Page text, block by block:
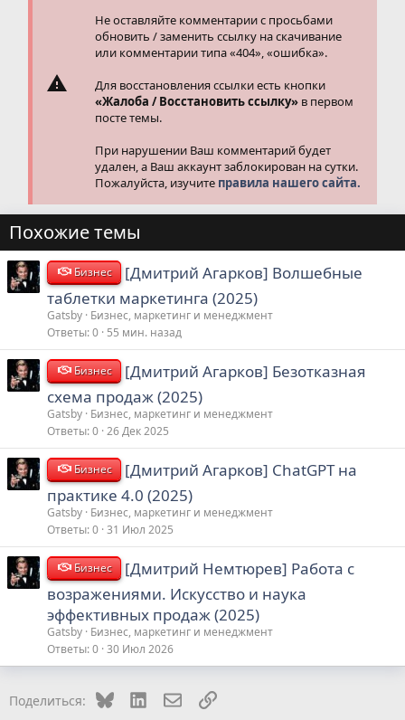
Не оставляйте комментарии с просьбами
обновить / заменить ссылку на скачивание
или комментарии типа «404», «ошибка».
Для восстановления ссылки есть кнопки
«Жалоба / Восстановить ссылку» в первом
посте темы.
При нарушении Ваш комментарий будет
удален, а Ваш аккаунт заблокирован на сутки.
Пожалуйста, изучите правила нашего сайта.
Похожие темы
Бизнес
[Дмитрий Агарков] Волшебные
таблетки маркетинга (2025)
Gatsby Бизнес, маркетинг и менеджмент
Ответы 0 55 мин. назад
Бизнес
[Дмитрий Агарков] Безотказная
схема продаж (2025)
Gatsby Бизнес, маркетинг и менеджмент
Ответы 0 26 Дек 2025
Бизнес
[Дмитрий Агарков] ChatGPT на
практике 4.0 (2025)
Gatsby Бизнес, маркетинг и менеджмент
Ответы 0 31 Июл 2025
Бизнес
[Дмитрий Немтюрев] Работа с
возражениями. Искусство и наука
эффективных продаж (2025)
Gatsby Бизнес, маркетинг и менеджмент
Ответы 0 30 Июл 2026
Поделиться: Bluesky LinkedInЭлектронная почта
Ссылка